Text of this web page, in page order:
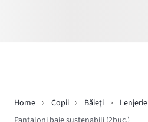
Home Copii Băieţi Lenjerie